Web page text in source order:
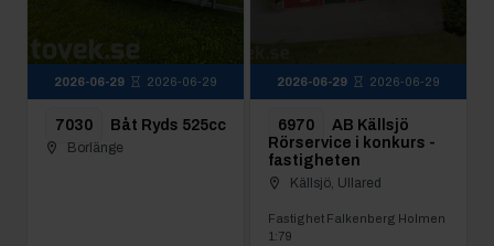
2026-06-29 2026-06-29
7030 Båt Ryds 525cc
Borlänge
2026-06-29 2026-06-29
6970
AB Källsjö
Rörservice i konkurs -
fastigheten
Källsjö, Ullared
Fastighet Falkenberg Holmen
1:79